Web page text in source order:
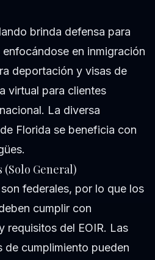
brinda defensa para
en inmigración
deportación y visas de
virtual para clientes
La diversa
Florida se beneficia con
(Solo General)
federales, por lo que los
cumplir con
requisitos del EOIR. Las
cumplimiento pueden